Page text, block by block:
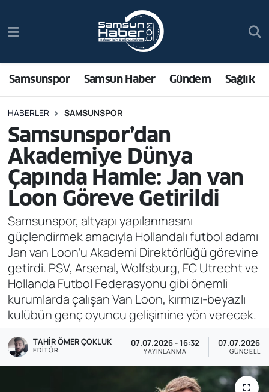
Samsunspor Samsun Haber Gündem Sağlık
HABERLER SAMSUNSPOR
Samsunspor’dan
Akademiye Dünya
Çapında Hamle: Jan van
Loon Göreve Getirildi
Samsunspor, altyapı yapılanmasını
güçlendirmek amacıyla Hollandalı futbol adamı
Jan van Loon’u Akademi Direktörlüğü görevine
getirdi. PSV, Arsenal, Wolfsburg, FC Utrecht ve
Hollanda Futbol Federasyonu gibi önemli
kurumlarda çalışan Van Loon, kırmızı-beyazlı
kulübün genç oyuncu gelişimine yön verecek.
TAHIR ÖMER ÇOKLUK
EDITÖR
07.07.2026 - 16:32
YAYINLANMA
07.07.2026 -
Samsun Haber
Sağlık
Asayiş
Bilim ve Teknoloji
Bölge
Dünya
Ekonomi
Genel
Gündem
Özel Haber
Trafik Durumu
Süper Lig Puan Durumu ve Fikstür
Tüm Manşetler
Son Dakika Haberleri
Haber Arşivi